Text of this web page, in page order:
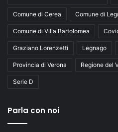
Comune di Cerea Comune di
Comune di Villa Bartolomea
Graziano Lorenzetti Legnago
Provincia di Verona Regione del
Serie D
Parla con noi